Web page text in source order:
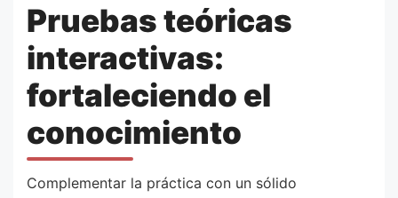
Pruebas teóricas
interactivas:
fortaleciendo el
conocimiento
Complementar la práctica con un sólido